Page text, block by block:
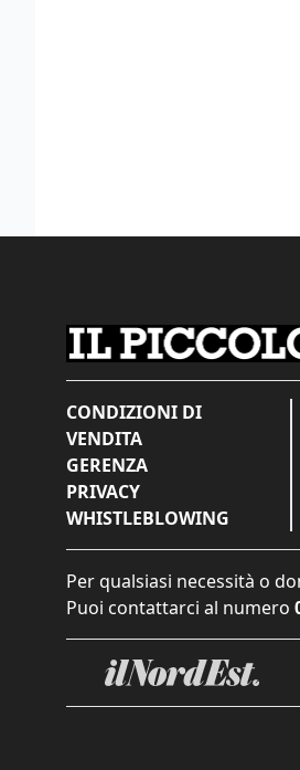
CONDIZIONI DI
VENDITA
GERENZA
PRIVACY
WHISTLEBLOWING
Per qualsiasi necessità o
Puoi contattarci al numero